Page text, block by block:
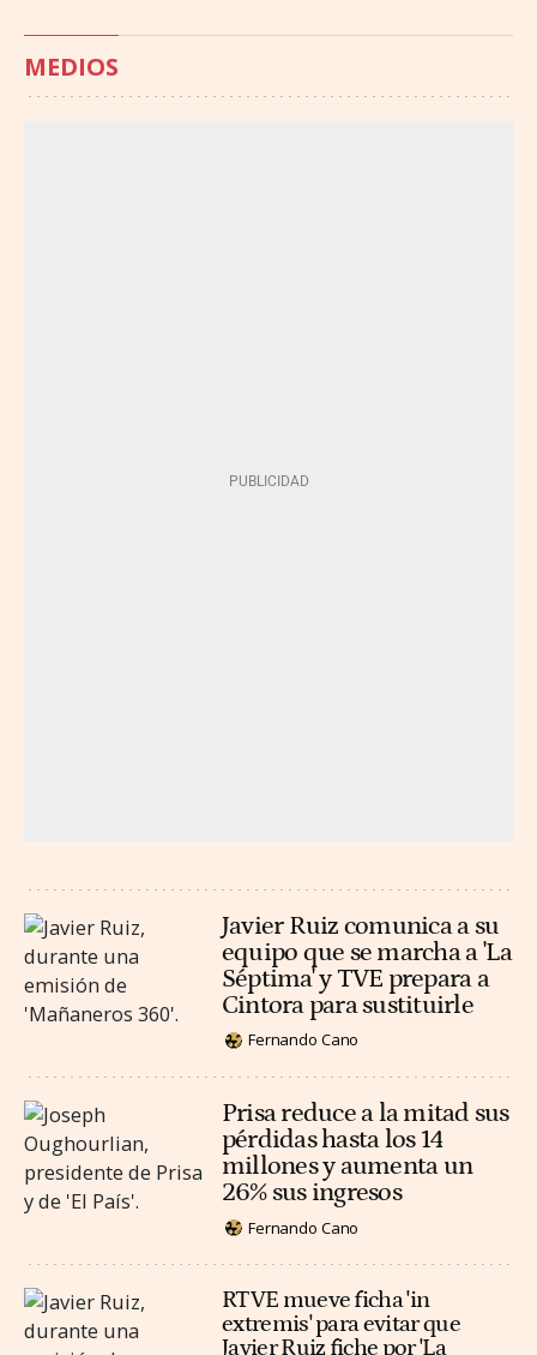
MEDIOS
Javier Ruiz comunica a su
equipo que se marcha a 'La
Séptima' y TVE prepara a
Cintora para sustituirle
Fernando Cano
Prisa reduce a la mitad sus
pérdidas hasta los 14
millones y aumenta un
26% sus ingresos
Fernando Cano
RTVE mueve ficha 'in
extremis' para evitar que
Javier Ruiz fiche por 'La